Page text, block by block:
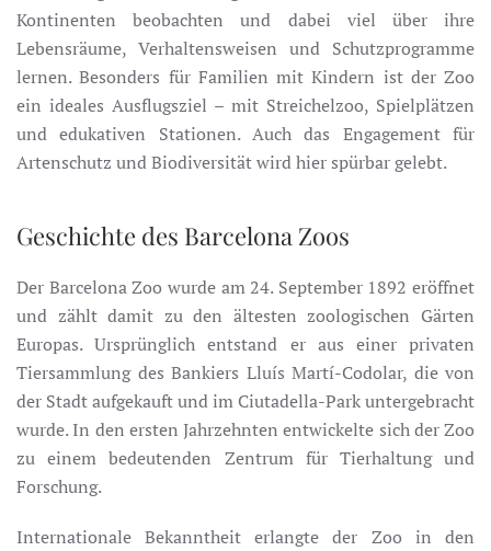
Kontinenten beobachten und dabei viel über ihre
Lebensräume, Verhaltensweisen und Schutzprogramme
lernen. Besonders für Familien mit Kindern ist der Zoo
ein ideales Ausflugsziel – mit Streichelzoo, Spielplätzen
und edukativen Stationen. Auch das Engagement für
Artenschutz und Biodiversität wird hier spürbar gelebt.
Geschichte des Barcelona Zoos
Der Barcelona Zoo wurde am 24. September 1892 eröffnet
und zählt damit zu den ältesten zoologischen Gärten
Europas. Ursprünglich entstand er aus einer privaten
Tiersammlung des Bankiers Lluís Martí-Codolar, die von
der Stadt aufgekauft und im Ciutadella-Park untergebracht
wurde. In den ersten Jahrzehnten entwickelte sich der Zoo
zu einem bedeutenden Zentrum für Tierhaltung und
Forschung.
Internationale Bekanntheit erlangte der Zoo in den